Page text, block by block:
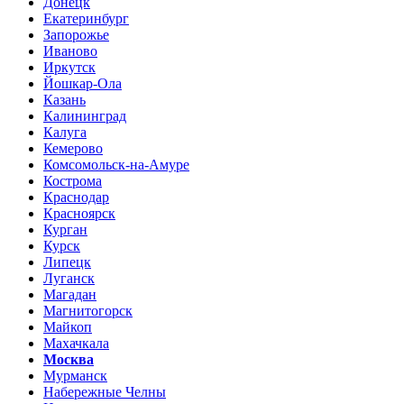
Екатеринбург
Запорожье
Иваново
Иркутск
Йошкар-Ола
Казань
Калининград
Калуга
Кемерово
Комсомольск-на-Амуре
Кострома
Краснодар
Красноярск
Курган
Курск
Липецк
Луганск
Магадан
Магнитогорск
Майкоп
Махачкала
Москва
Мурманск
Набережные Челны